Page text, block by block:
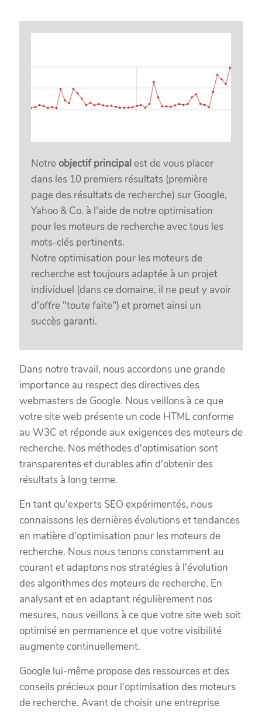
Notre objectif principalest de vous placer
dans les 10 premiers résultats (première
page des résultats de recherche) sur Google,
Yahoo & Co. à l'aide de notre optimisation
pour les moteurs de recherche avec tous les
mots-clés pertinents.
Notre optimisation pour les moteurs de
recherche est toujours adaptée à un projet
individuel (dans ce domaine, il ne peut y avoir
d'offre "toute faite") et promet ainsi un
succès garanti.
Dans notre travail, nous accordons une grande
importance au respect des directives des
webmasters de Google. Nous veillons à ce que
votre site web présente un code HTML conforme
au W3C et réponde aux exigences des moteurs de
recherche. Nos méthodes d'optimisation sont
transparentes et durables afin d'obtenir des
résultats à long terme.
En tant qu'experts SEO expérimentés, nous
connaissons les dernières évolutions et tendances
en matière d'optimisation pour les moteurs de
recherche. Nous nous tenons constamment au
courant et adaptons nos stratégies à l'évolution
des algorithmes des moteurs de recherche. En
analysant et en adaptant régulièrement nos
mesures, nous veillons à ce que votre site web soit
optimisé en permanence et que votre visibilité
augmente continuellement.
Google lui-même propose des ressources et des
conseils précieux pour l'optimisation des moteurs
de recherche. Avant de choisir une entreprise